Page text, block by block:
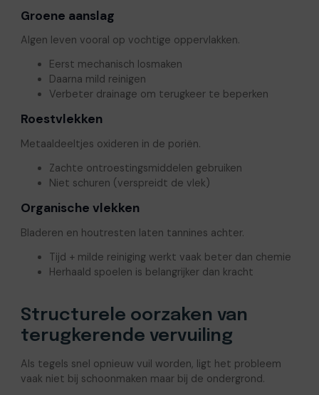
Groene aanslag
Algen leven vooral op vochtige oppervlakken.
Eerst mechanisch losmaken
Daarna mild reinigen
Verbeter drainage om terugkeer te beperken
Roestvlekken
Metaaldeeltjes oxideren in de poriën.
Zachte ontroestingsmiddelen gebruiken
Niet schuren (verspreidt de vlek)
Organische vlekken
Bladeren en houtresten laten tannines achter.
Tijd + milde reiniging werkt vaak beter dan chemie
Herhaald spoelen is belangrijker dan kracht
Structurele oorzaken van
terugkerende vervuiling
Als tegels snel opnieuw vuil worden, ligt het probleem
vaak niet bij schoonmaken maar bij de ondergrond.